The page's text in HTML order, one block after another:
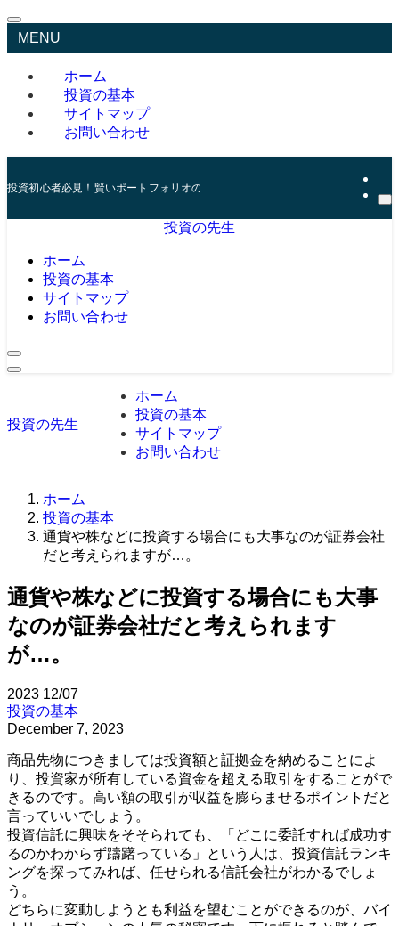
MENU
ホーム
投資の基本
サイトマップ
お問い合わせ
投資初心者必見！賢いポートフォリオの組み方とリスク管理の秘訣
投資の先生
ホーム
投資の基本
サイトマップ
お問い合わせ
投資の先生
ホーム
投資の基本
サイトマップ
お問い合わせ
ホーム
投資の基本
通貨や株などに投資する場合にも大事なのが証券会社
だと考えられますが…。
通貨や株などに投資する場合にも大事
なのが証券会社だと考えられます
が…。
2023 12/07
投資の基本
December 7, 2023
商品先物につきましては投資額と証拠金を納めることによ
り、投資家が所有している資金を超える取引をすることがで
きるのです。高い額の取引が収益を膨らませるポイントだと
言っていいでしょう。
投資信託に興味をそそられても、「どこに委託すれば成功す
るのかわからず躊躇っている」という人は、投資信託ランキ
ングを探ってみれば、任せられる信託会社がわかるでしょ
う。
どちらに変動しようとも利益を望むことができるのが、バイ